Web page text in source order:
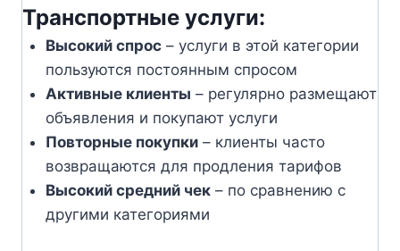
Транспортные услуги:
Высокий спрос– услуги в этой категории
пользуются постоянным спросом
Активные клиенты – регулярно размещают
объявления и покупают услуги
Повторные покупки– клиенты часто
возвращаются для продления тарифов
Высокий средний чек– по сравнению с
другими категориями